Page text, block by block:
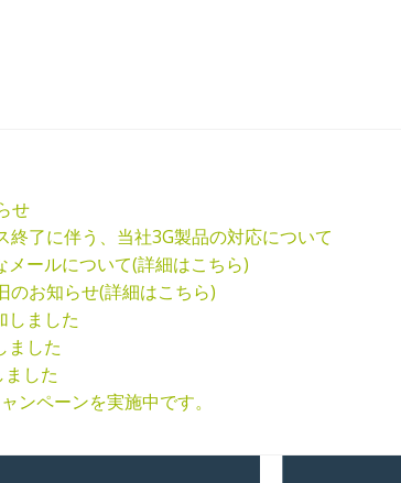
せ
了に伴う、当社3G製品の対応について
ールについて(詳細はこちら)
お知らせ(詳細はこちら)
ました
した
した
ペーンを実施中です。